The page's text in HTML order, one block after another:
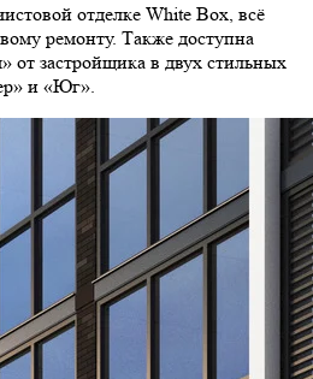
отделке White Box, всё
ремонту. Также доступна
от застройщика в двух стильных
и «Юг».